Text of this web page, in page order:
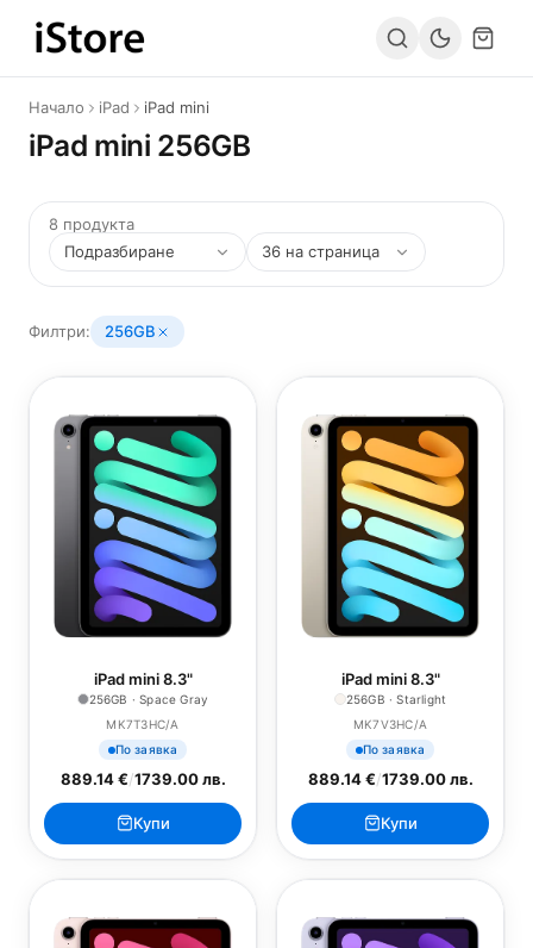
Към съдържанието
Начало iPad iPad mini
iPad mini 256GB
8 продукта
Филтри: 256GB
iPad mini 8.3"
256GB · Space Gray
MK7T3HC/A
По заявка
889.14 €/1739.00 лв.
Купи
iPad mini 8.3"
256GB · Starlight
MK7V3HC/A
По заявка
889.14 €/1739.00 лв.
Купи